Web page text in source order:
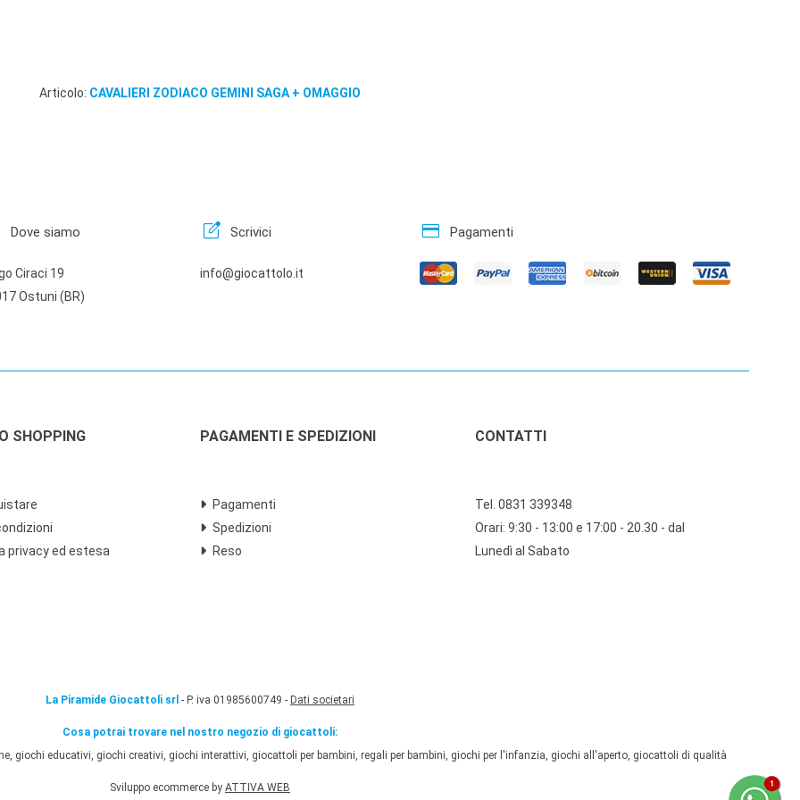
Articolo: CAVALIERI ZODIACO GEMINI SAGA + OMAGGIO
Dove siamo
Ciraci 19
Ostuni (BR)
edit_square Scrivici
info@giocattolo.it
credit_card Pagamenti
SHOPPING
privacy ed estesa
PAGAMENTI E SPEDIZIONI
Pagamenti
Spedizioni
Reso
CONTATTI
Tel. 0831 339348
Orari: 9:30 - 13:00 e 17:00 - 20.30 - dal
Lunedì al Sabato
La Piramide Giocattoli srl - P. iva 01985600749 - Dati societari
Cosa potrai trovare nel nostro negozio di giocattoli:
giochi educativi, giochi creativi, giochi interattivi, giocattoli per bambini, regali per bambini, giochi per l'infanzia, giochi all'aperto, giocattoli di qualità
Sviluppo ecommerce by ATTIVA WEB